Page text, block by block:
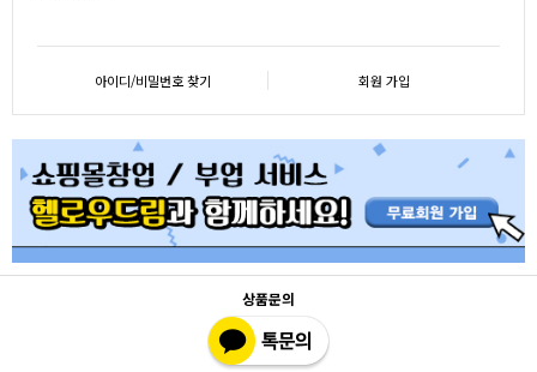
아이디/비밀번호 찾기 회원 가입
상품문의